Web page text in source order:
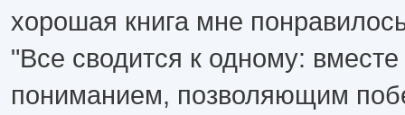
хорошая книга мне
"Все сводится к одному:
пониманием, позволяющим